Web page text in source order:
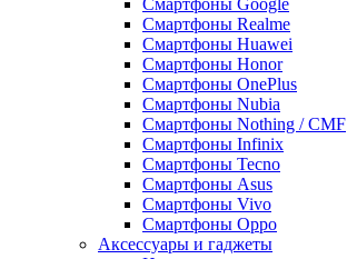
Смартфоны Google
Смартфоны Realme
Смартфоны Huawei
Смартфоны Honor
Смартфоны OnePlus
Смартфоны Nubia
Смартфоны Nothing / CMF
Смартфоны Infinix
Смартфоны Tecno
Смартфоны Asus
Смартфоны Vivo
Смартфоны Oppo
Аксессуары и гаджеты